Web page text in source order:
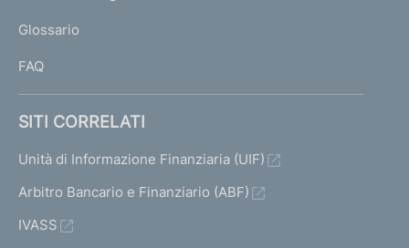
IGlossario
FAQ
SITI CORRELATI
Unità di Informazione Finanziaria (UIF)
Arbitro Bancario e Finanziario (ABF)
IVASS